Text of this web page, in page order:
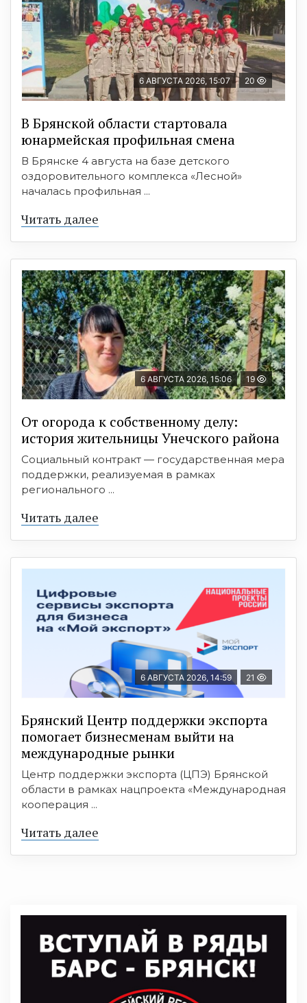
6 АВГУСТА 2026, 15:07 20
В Брянской области стартовала
юнармейская профильная смена
В Брянске 4 августа на базе детского
оздоровительного комплекса «Лесной»
началась профильная ...
Читать далее
6 АВГУСТА 2026, 15:06 19
От огорода к собственному делу:
история жительницы Унечского района
Социальный контракт — государственная мера
поддержки, реализуемая в рамках
регионального ...
Читать далее
6 АВГУСТА 2026, 14:59 21
Брянский Центр поддержки экспорта
помогает бизнесменам выйти на
международные рынки
Центр поддержки экспорта (ЦПЭ) Брянской
области в рамках нацпроекта «Международная
кооперация ...
Читать далее